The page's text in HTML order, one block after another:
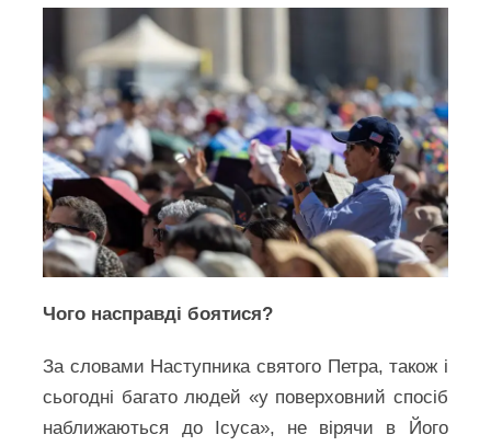
Чого насправді боятися?
За словами Наступника святого Петра, також і
сьогодні багато людей «у поверховний спосіб
наближаються до Ісуса», не вірячи в Його